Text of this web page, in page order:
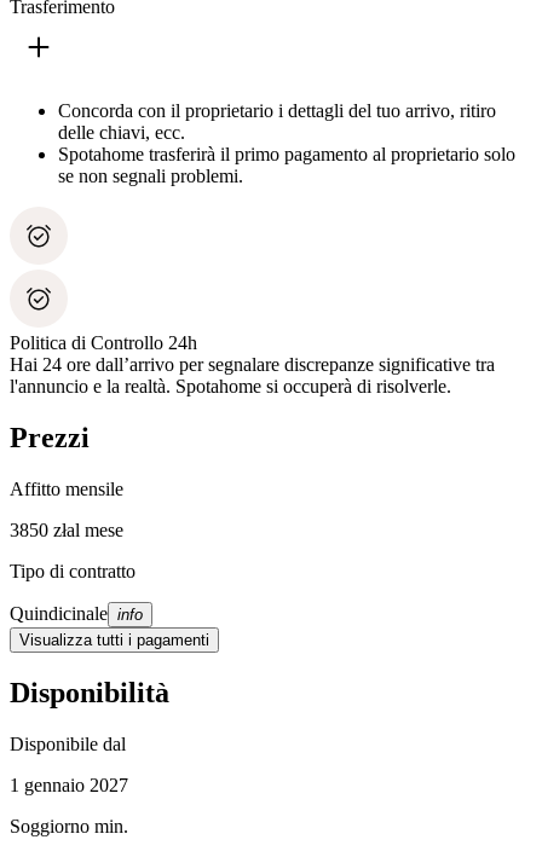
Trasferimento
Concorda con il proprietario i dettagli del tuo arrivo, ritiro
delle chiavi, ecc.
Spotahome trasferirà il primo pagamento al proprietario solo
se non segnali problemi.
Politica di Controllo 24h
Hai 24 ore dall’arrivo per segnalare discrepanze significative tra
l'annuncio e la realtà. Spotahome si occuperà di risolverle.
Prezzi
Affitto mensile
3850 złal mese
Tipo di contratto
Quindicinale info
Visualizza tutti i pagamenti
Disponibilità
Disponibile dal
1 gennaio 2027
Soggiorno min.